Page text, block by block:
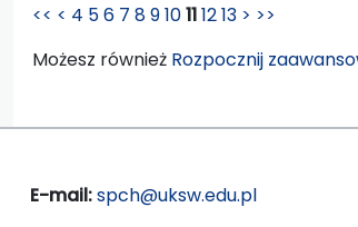
<< < 4 56 7 8910111213 > >>
Możesz również Rozpocznij
E-mail:spch@uksw.edu.pl